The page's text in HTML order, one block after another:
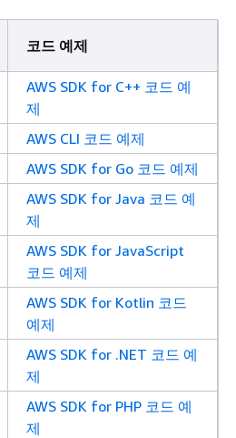
코드 예제
AWS SDK for C++ 코드 예
제
AWS CLI 코드 예제
AWS SDK for Go 코드 예제
AWS SDK for Java 코드 예
제
AWS SDK for JavaScript
코드 예제
AWS SDK for Kotlin 코드
예제
AWS SDK for .NET 코드 예
제
AWS SDK for PHP 코드 예
제